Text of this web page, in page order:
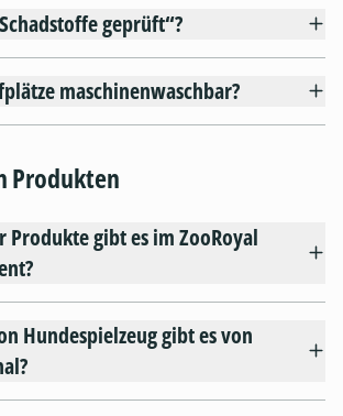
geprüft“?
maschinenwaschbar?
Produkten
Produkte gibt es im ZooRoyal
Hundespielzeug gibt es von